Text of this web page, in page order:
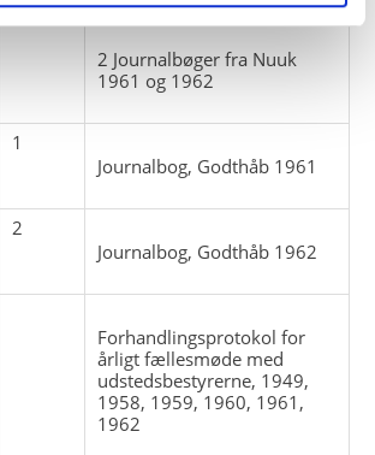
2 Journalbøger fra Nuuk
1961 og 1962
1
Journalbog, Godthåb 1961
2
Journalbog, Godthåb 1962
Forhandlingsprotokol for
årligt fællesmøde med
udstedsbestyrerne, 1949,
1958, 1959, 1960, 1961,
1962